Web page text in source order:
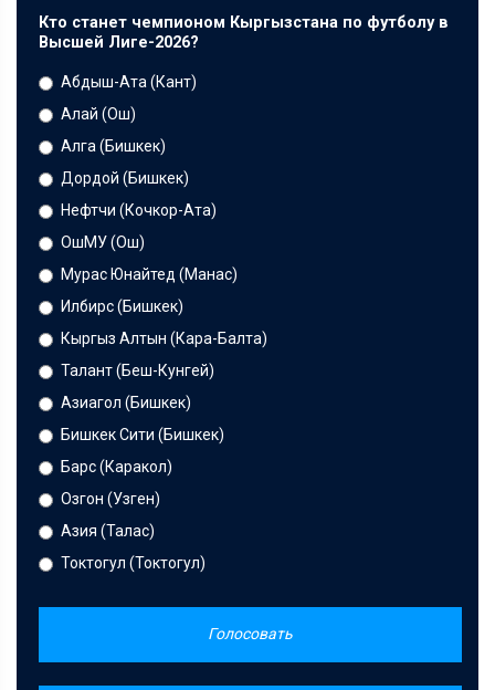
Кто станет чемпионом Кыргызстана по футболу в
Высшей Лиге-2026?
Абдыш-Ата (Кант)
Алай (Ош)
Алга (Бишкек)
Дордой (Бишкек)
Нефтчи (Кочкор-Ата)
ОшМУ (Ош)
Мурас Юнайтед (Манас)
Илбирс (Бишкек)
Кыргыз Алтын (Кара-Балта)
Талант (Беш-Кунгей)
Азиагол (Бишкек)
Бишкек Сити (Бишкек)
Барс (Каракол)
Озгон (Узген)
Азия (Талас)
Токтогул (Токтогул)
Голосовать